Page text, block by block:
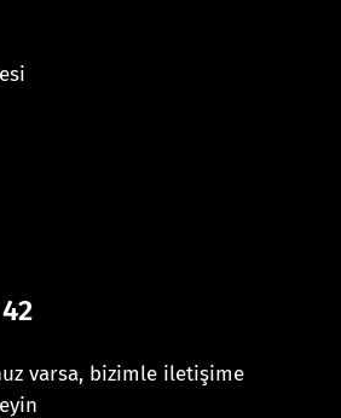
varsa, bizimle iletişime